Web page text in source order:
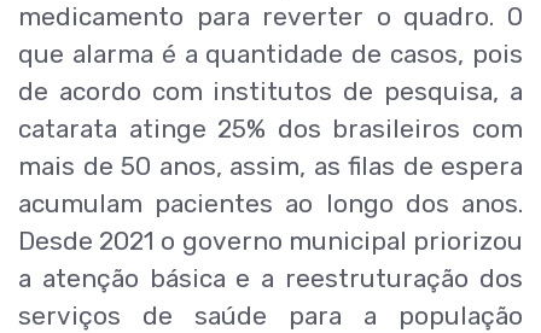
medicamento para reverter o quadro. O
que alarma é a quantidade de casos, pois
de acordo com institutos de pesquisa, a
catarata atinge 25% dos brasileiros com
mais de 50 anos, assim, as filas de espera
acumulam pacientes ao longo dos anos.
Desde 2021 o governo municipal priorizou
a atenção básica e a reestruturação dos
serviços de saúde para a população